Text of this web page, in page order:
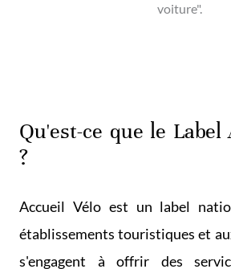
voiture".
Qu'est-ce que le Label
?
Accueil Vélo est un label
établissements touristiques et
s'engagent à offrir des